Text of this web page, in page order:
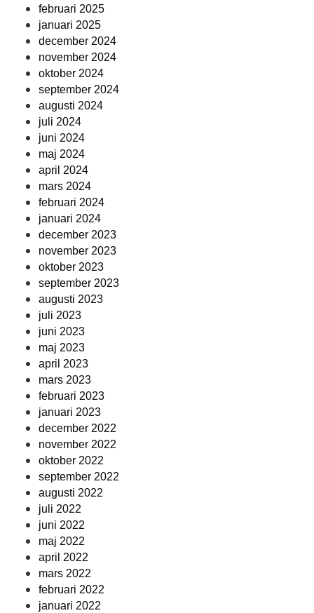
februari 2025
januari 2025
december 2024
november 2024
oktober 2024
september 2024
augusti 2024
juli 2024
juni 2024
maj 2024
april 2024
mars 2024
februari 2024
januari 2024
december 2023
november 2023
oktober 2023
september 2023
augusti 2023
juli 2023
juni 2023
maj 2023
april 2023
mars 2023
februari 2023
januari 2023
december 2022
november 2022
oktober 2022
september 2022
augusti 2022
juli 2022
juni 2022
maj 2022
april 2022
mars 2022
februari 2022
januari 2022